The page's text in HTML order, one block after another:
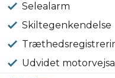
Selealarm
Skiltegenkendelse
Udvidet